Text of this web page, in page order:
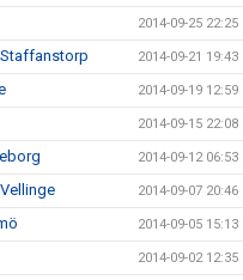
2014-09-25 22:25
2014-09-21 19:43
2014-09-19 12:59
2014-09-15 22:08
2014-09-12 06:53
2014-09-07 20:46
2014-09-05 15:13
2014-09-02 12:35